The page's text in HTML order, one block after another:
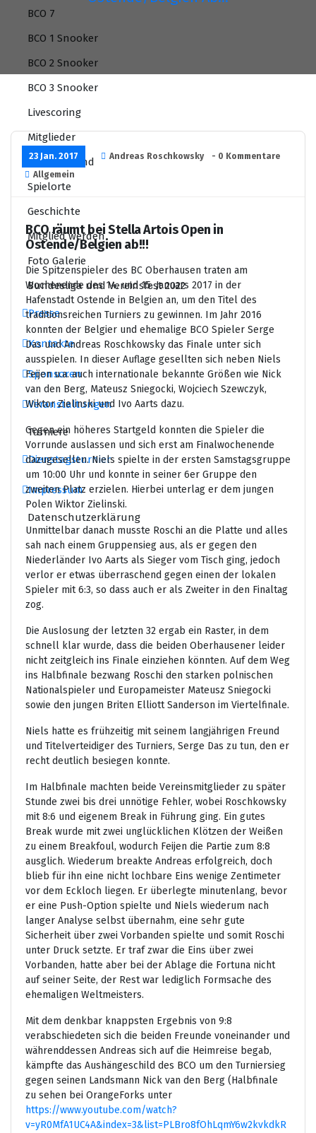
BCO 7
BCO 1 Snooker
BCO 2 Snooker
BCO 3 Snooker
Livescoring
Mitglieder
BCO Vorstand
Spielorte
Geschichte
Mitglied werden
Foto Galerie
Bundesliga und Vereinsfest 2022
Presse
Kontakte
Sponsoren
Veranstaltungen
Turniere
Dienstagsturnier
Impressum
Datenschutzerklärung
23 Jan. 2017 Andreas Roschkowsky
- 0 Kommentare
Allgemein
BCO räumt bei Stella Artois Open in
Ostende/Belgien ab!!!
Die Spitzenspieler des BC Oberhausen traten am
Wochenende des 14. und 15. Januars 2017 in der
Hafenstadt Ostende in Belgien an, um den Titel des
traditionsreichen Turniers zu gewinnen. Im Jahr 2016
konnten der Belgier und ehemalige BCO Spieler Serge
Das und Andreas Roschkowsky das Finale unter sich
ausspielen. In dieser Auflage gesellten sich neben Niels
Feijen u.a. auch internationale bekannte Größen wie Nick
van den Berg, Mateusz Sniegocki, Wojciech Szewczyk,
Wiktor Zielinski und Ivo Aarts dazu.
Gegen ein höheres Startgeld konnten die Spieler die
Vorrunde auslassen und sich erst am Finalwochenende
dazugesellen. Niels spielte in der ersten Samstagsgruppe
um 10:00 Uhr und konnte in seiner 6er Gruppe den
zweiten Platz erzielen. Hierbei unterlag er dem jungen
Polen Wiktor Zielinski.
Unmittelbar danach musste Roschi an die Platte und alles
sah nach einem Gruppensieg aus, als er gegen den
Niederländer Ivo Aarts als Sieger vom Tisch ging, jedoch
verlor er etwas überraschend gegen einen der lokalen
Spieler mit 6:3, so dass auch er als Zweiter in den Finaltag
zog.
Die Auslosung der letzten 32 ergab ein Raster, in dem
schnell klar wurde, dass die beiden Oberhausener leider
nicht zeitgleich ins Finale einziehen könnten. Auf dem Weg
ins Halbfinale bezwang Roschi den starken polnischen
Nationalspieler und Europameister Mateusz Sniegocki
sowie den jungen Briten Elliott Sanderson im Viertelfinale.
Niels hatte es frühzeitig mit seinem langjährigen Freund
und Titelverteidiger des Turniers, Serge Das zu tun, den er
recht deutlich besiegen konnte.
Im Halbfinale machten beide Vereinsmitglieder zu später
Stunde zwei bis drei unnötige Fehler, wobei Roschkowsky
mit 8:6 und eigenem Break in Führung ging. Ein gutes
Break wurde mit zwei unglücklichen Klötzen der Weißen
zu einem Breakfoul, wodurch Feijen die Partie zum 8:8
ausglich. Wiederum breakte Andreas erfolgreich, doch
blieb für ihn eine nicht lochbare Eins wenige Zentimeter
vor dem Eckloch liegen. Er überlegte minutenlang, bevor
er eine Push-Option spielte und Niels wiederum nach
langer Analyse selbst übernahm, eine sehr gute
Sicherheit über zwei Vorbanden spielte und somit Roschi
unter Druck setzte. Er traf zwar die Eins über zwei
Vorbanden, hatte aber bei der Ablage die Fortuna nicht
auf seiner Seite, der Rest war lediglich Formsache des
ehemaligen Weltmeisters.
Mit dem denkbar knappsten Ergebnis von 9:8
verabschiedeten sich die beiden Freunde voneinander und
währenddessen Andreas sich auf die Heimreise begab,
kämpfte das Aushängeschild des BCO um den Turniersieg
gegen seinen Landsmann Nick van den Berg (Halbfinale
zu sehen bei OrangeForks unter
https://www.youtube.com/watch?
v=yR0MfA1UC4A&index=3&list=PLBro8fOhLqmY6w2kvkdkR